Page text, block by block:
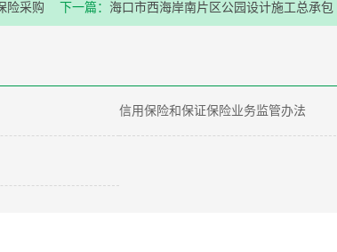
险采购 下一篇： 海口市西海岸南片区公园设计施工总承包
信用保险和保证保险业务监管办法